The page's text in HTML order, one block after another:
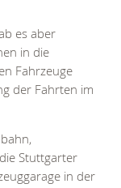
es aber
in die
Fahrzeuge
der Fahrten im
Stuttgarter
in der